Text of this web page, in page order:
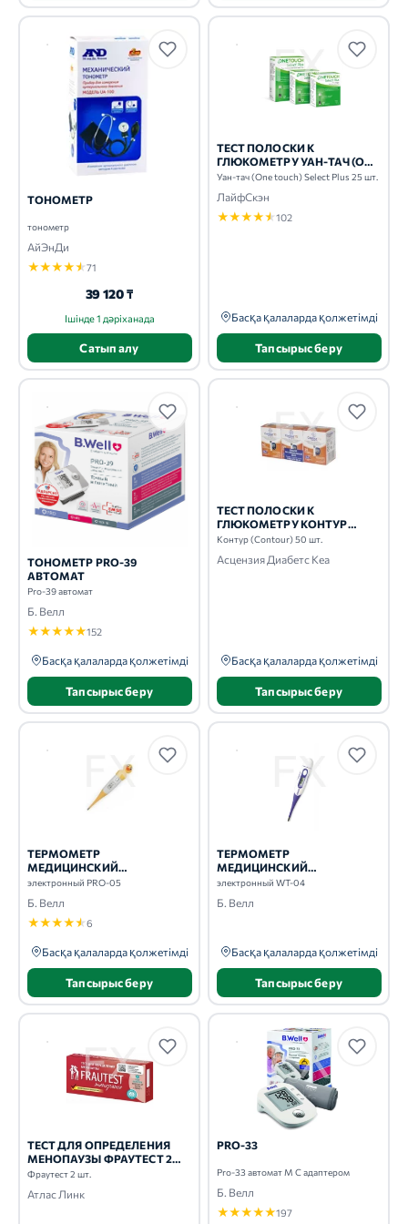
ТОНОМЕТР
тонометр
АйЭнДи
★★★★★71
39 120 ₸
Ішінде 1 дәріханада
Сатып алу
ТЕСТ ПОЛОСКИ К
ГЛЮКОМЕТРУ УАН-ТАЧ (ONE
TOUCH) SELECT PLUS 25 ШТ.
Уан-тач (One touch) Select Plus 25 шт.
ЛайфСкэн
★★★★★102
Басқа қалаларда қолжетімді
Тапсырыс беру
ТОНОМЕТР PRO-39
АВТОМАТ
Pro-39 автомат
Б. Велл
★★★★★152
Басқа қалаларда қолжетімді
Тапсырыс беру
ТЕСТ ПОЛОСКИ К
ГЛЮКОМЕТРУ КОНТУР
(CONTOUR) 50 ШТ.
Контур (Contour) 50 шт.
Асцензия Диабетс Кеа
Басқа қалаларда қолжетімді
Тапсырыс беру
ТЕРМОМЕТР
МЕДИЦИНСКИЙ
ЭЛЕКТРОННЫЙ PRO-05
электронный PRO-05
Б. Велл
★★★★★6
Басқа қалаларда қолжетімді
Тапсырыс беру
ТЕРМОМЕТР
МЕДИЦИНСКИЙ
ЭЛЕКТРОННЫЙ WT-04
электронный WT-04
Б. Велл
Басқа қалаларда қолжетімді
Тапсырыс беру
ТЕСТ ДЛЯ ОПРЕДЕЛЕНИЯ
МЕНОПАУЗЫ ФРАУТЕСТ 2
ШТ.
Фраутест 2 шт.
Атлас Линк
PRO-33
Pro-33 автомат M С адаптером
Б. Велл
★★★★★197